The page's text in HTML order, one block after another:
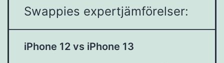
Swappies expertjämförelser:
iPhone 12 vs iPhone 13